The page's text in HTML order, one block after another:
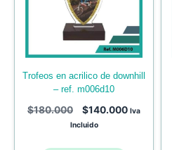
trofeos en acrilico de downhill
– ref. m006d10
$180.000 $140.000 Iva
Incluido